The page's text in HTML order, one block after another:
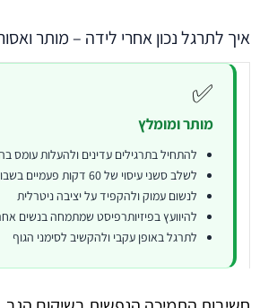
איך לתרגל נכון אחרי לידה – מותר
✅
מותר ומומלץ
להתחיל בתרגילים עדינים ולהעלות עומס
לשלב סשני עיסוי של 60 דקות פעמיים בשבוע
לנשום עמוק ולהקפיד על יציבה ניטרלית
להיוועץ בפיזיותרפיסט שמתמחה בנשים
לתרגל באופן עקבי ולהקשיב לסימני הגוף